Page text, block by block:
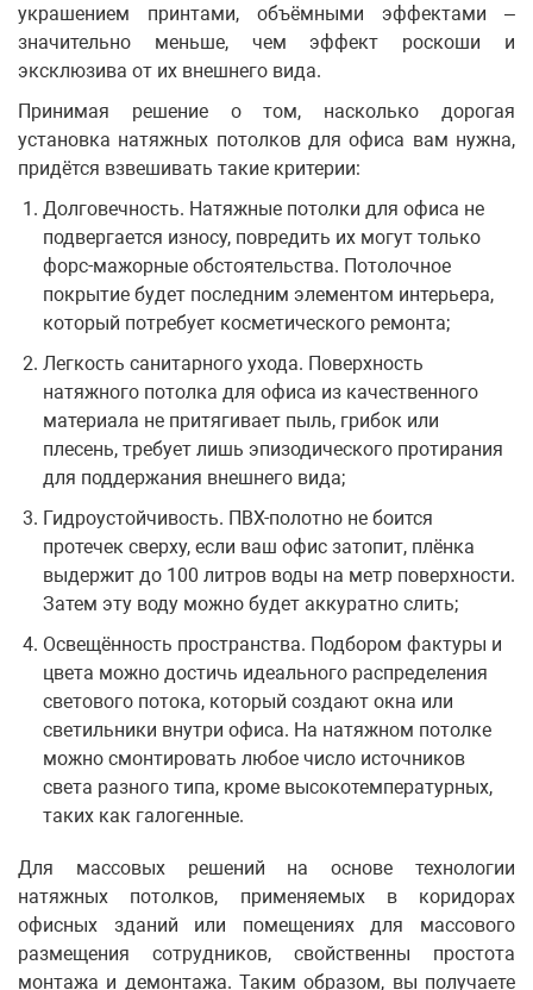
украшением принтами, объёмными эффектами –
значительно меньше, чем эффект роскоши и
эксклюзива от их внешнего вида.
Принимая решение о том, насколько дорогая
установка натяжных потолков для офиса вам нужна,
придётся взвешивать такие критерии:
Долговечность. Натяжные потолки для офиса не
подвергается износу, повредить их могут только
форс-мажорные обстоятельства. Потолочное
покрытие будет последним элементом интерьера,
который потребует косметического ремонта;
Легкость санитарного ухода. Поверхность
натяжного потолка для офиса из качественного
материала не притягивает пыль, грибок или
плесень, требует лишь эпизодического протирания
для поддержания внешнего вида;
Гидроустойчивость. ПВХ-полотно не боится
протечек сверху, если ваш офис затопит, плёнка
выдержит до 100 литров воды на метр поверхности.
Затем эту воду можно будет аккуратно слить;
Освещённость пространства. Подбором фактуры и
цвета можно достичь идеального распределения
светового потока, который создают окна или
светильники внутри офиса. На натяжном потолке
можно смонтировать любое число источников
света разного типа, кроме высокотемпературных,
таких как галогенные.
Для массовых решений на основе технологии
натяжных потолков, применяемых в коридорах
офисных зданий или помещениях для массового
размещения сотрудников, свойственны простота
монтажа и демонтажа. Таким образом, вы получаете